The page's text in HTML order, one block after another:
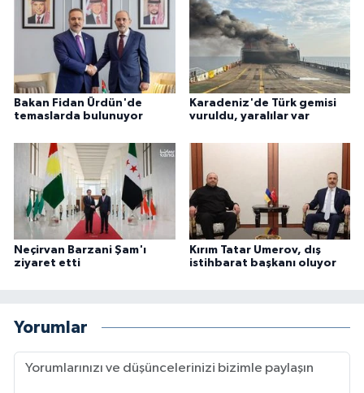
Bakan Fidan Ürdün'de
temaslarda bulunuyor
Karadeniz'de Türk gemisi
vuruldu, yaralılar var
Neçirvan Barzani Şam'ı
ziyaret etti
Kırım Tatar Umerov, dış
istihbarat başkanı oluyor
Yorumlar